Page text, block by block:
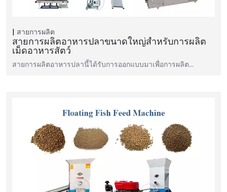
สายการผลิต
สายการผลิตอาหารปลาขนาดใหญ่สำหรับการผลิต
เม็ดอาหารสัตว์
สายการผลิตอาหารปลานี้ได้รับการออกแบบมาเพื่อการผลิต...